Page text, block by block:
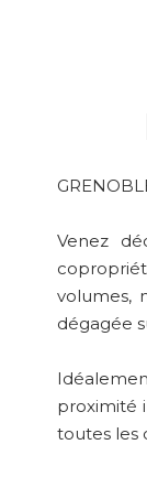
Venez
volumes,
dégagée
proximité
toutes les